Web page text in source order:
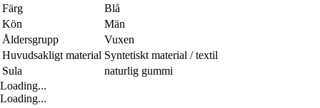
Färg
Blå
Kön
Män
Åldersgrupp
Vuxen
Huvudsakligt material Syntetiskt material / textil
Sula
naturlig gummi
Loading...
Loading...